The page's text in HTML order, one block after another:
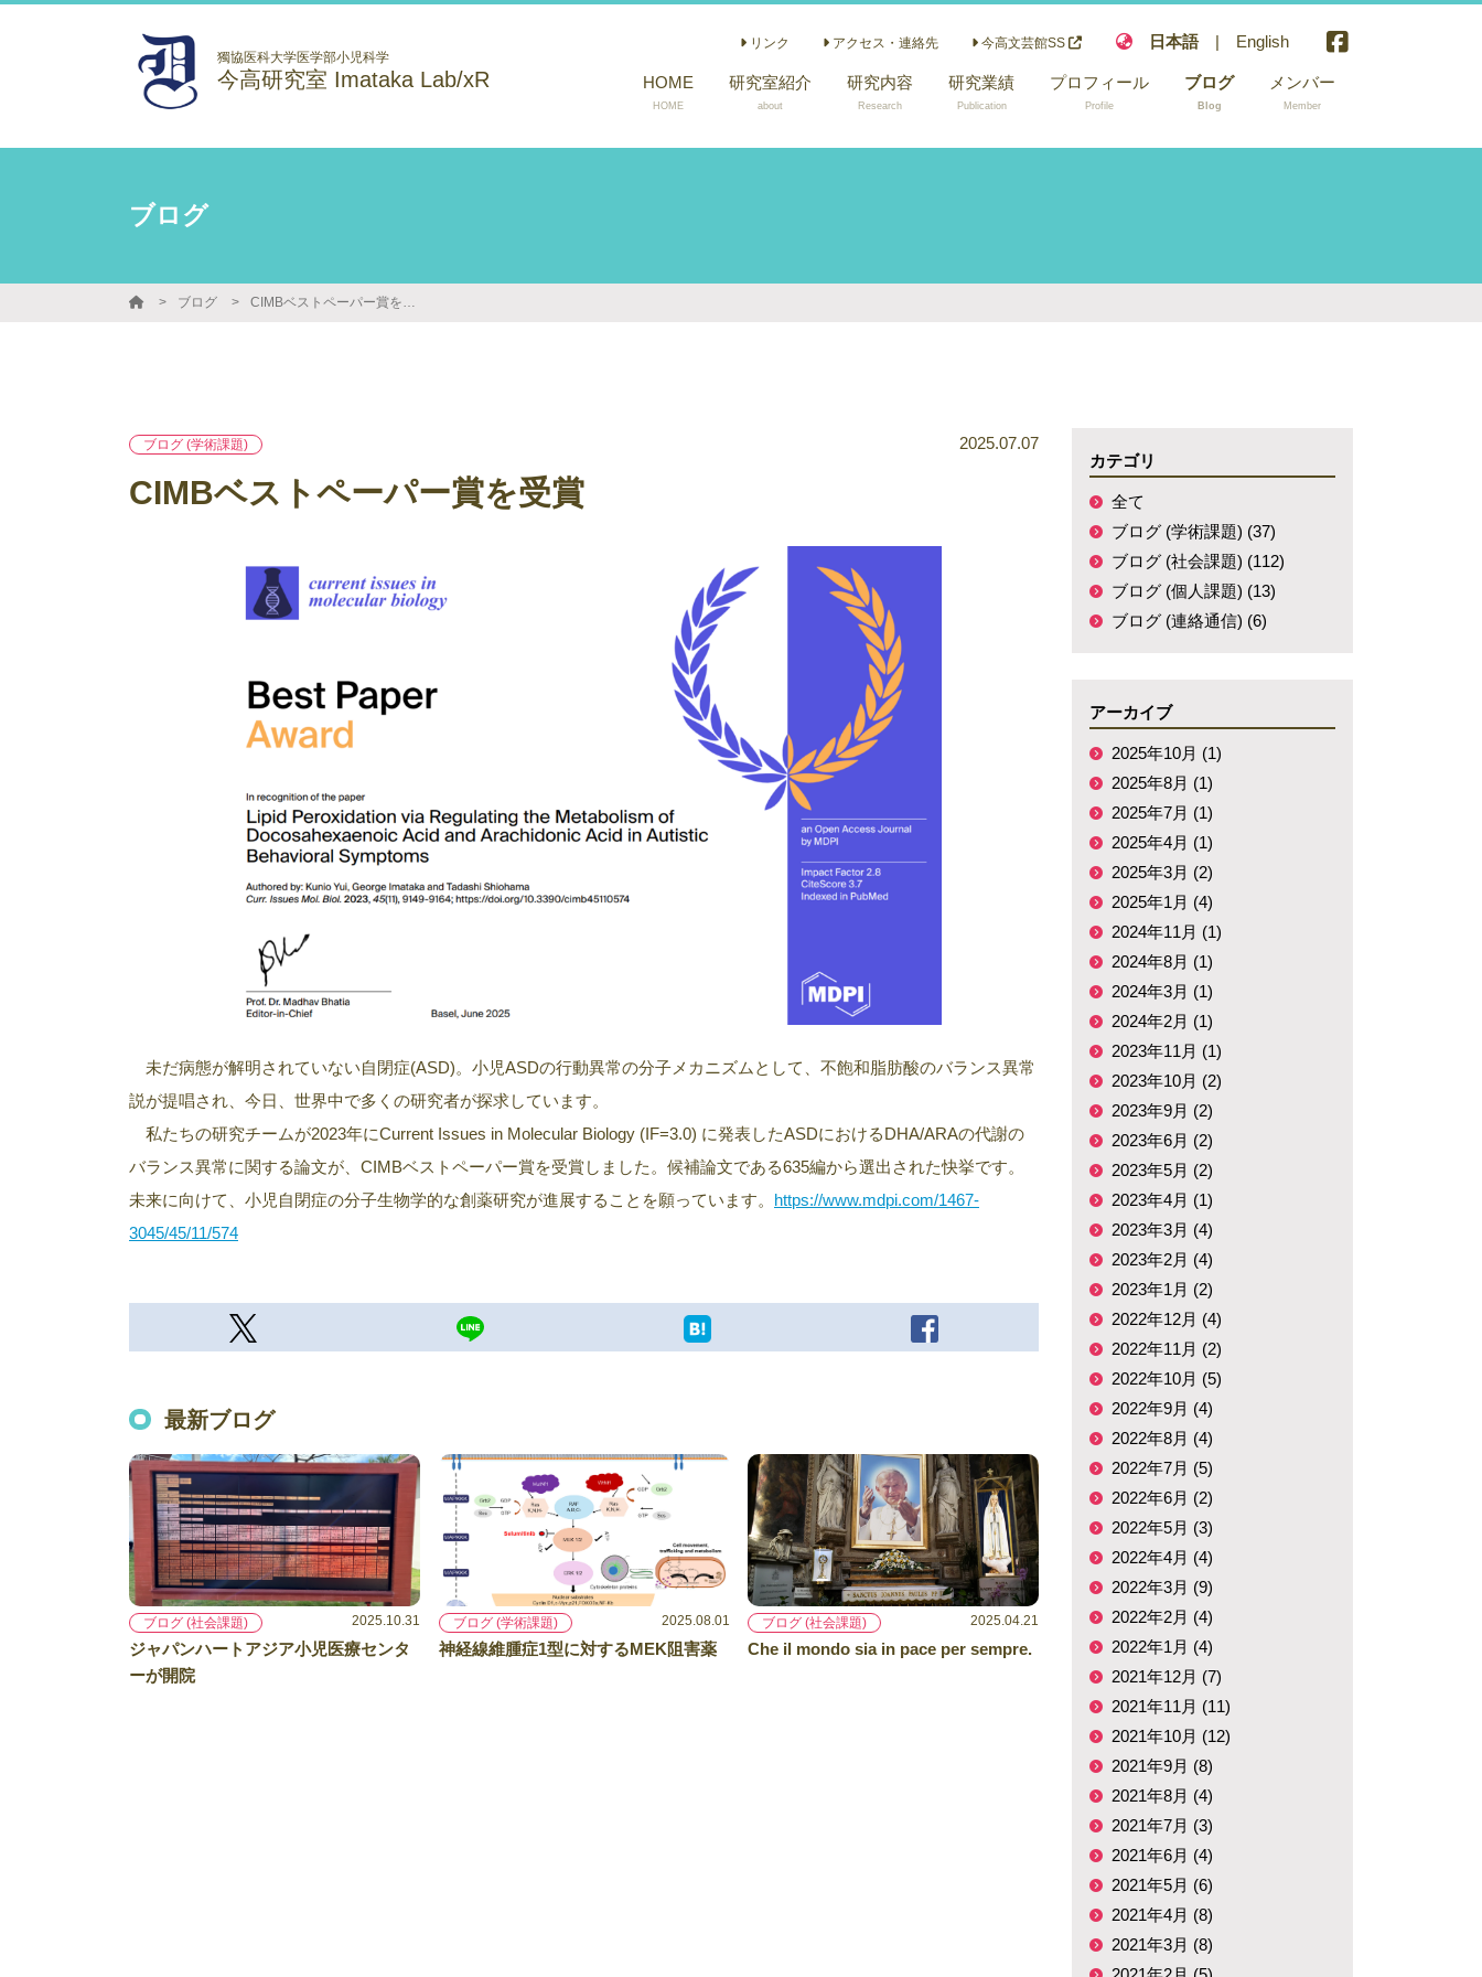
獨協医科大学医学部小児科学
今高研究室 Imataka Lab/xR
リンク アクセス・連絡先 今高文芸館SS 日本語 | English
HOME
HOME
研究室紹介
about
研究内容
Research
研究業績
Publication
プロフィール
Profile
ブログ
Blog
メンバー
Member
ブログ
ブログ CIMBベストペーパー賞を受賞
ブログ (学術課題) 2025.07.07
CIMBベストペーパー賞を受賞
未だ病態が解明されていない自閉症(ASD)。小児ASDの行動異常の分子メカニズムとして、不飽和脂肪酸のバランス異常
説が提唱され、今日、世界中で多くの研究者が探求しています。
私たちの研究チームが2023年にCurrent Issues in Molecular Biology (IF=3.0) に発表したASDにおけるDHA/ARAの代謝の
バランス異常に関する論文が、CIMBベストペーパー賞を受賞しました。候補論文である635編から選出された快挙です。
未来に向けて、小児自閉症の分子生物学的な創薬研究が進展することを願っています。 https://www.mdpi.com/1467-
3045/45/11/574
最新ブログ
ブログ (社会課題) 2025.10.31
ジャパンハートアジア小児医療センタ
ーが開院
ブログ (学術課題) 2025.08.01
神経線維腫症1型に対するMEK阻害薬
ブログ (社会課題) 2025.04.21
Che il mondo sia in pace per sempre.
カテゴリ
全て
ブログ (学術課題) (37)
ブログ (社会課題) (112)
ブログ (個人課題) (13)
ブログ (連絡通信) (6)
アーカイブ
2025年10月 (1)
2025年8月 (1)
2025年7月 (1)
2025年4月 (1)
2025年3月 (2)
2025年1月 (4)
2024年11月 (1)
2024年8月 (1)
2024年3月 (1)
2024年2月 (1)
2023年11月 (1)
2023年10月 (2)
2023年9月 (2)
2023年6月 (2)
2023年5月 (2)
2023年4月 (1)
2023年3月 (4)
2023年2月 (4)
2023年1月 (2)
2022年12月 (4)
2022年11月 (2)
2022年10月 (5)
2022年9月 (4)
2022年8月 (4)
2022年7月 (5)
2022年6月 (2)
2022年5月 (3)
2022年4月 (4)
2022年3月 (9)
2022年2月 (4)
2022年1月 (4)
2021年12月 (7)
2021年11月 (11)
2021年10月 (12)
2021年9月 (8)
2021年8月 (4)
2021年7月 (3)
2021年6月 (4)
2021年5月 (6)
2021年4月 (8)
2021年3月 (8)